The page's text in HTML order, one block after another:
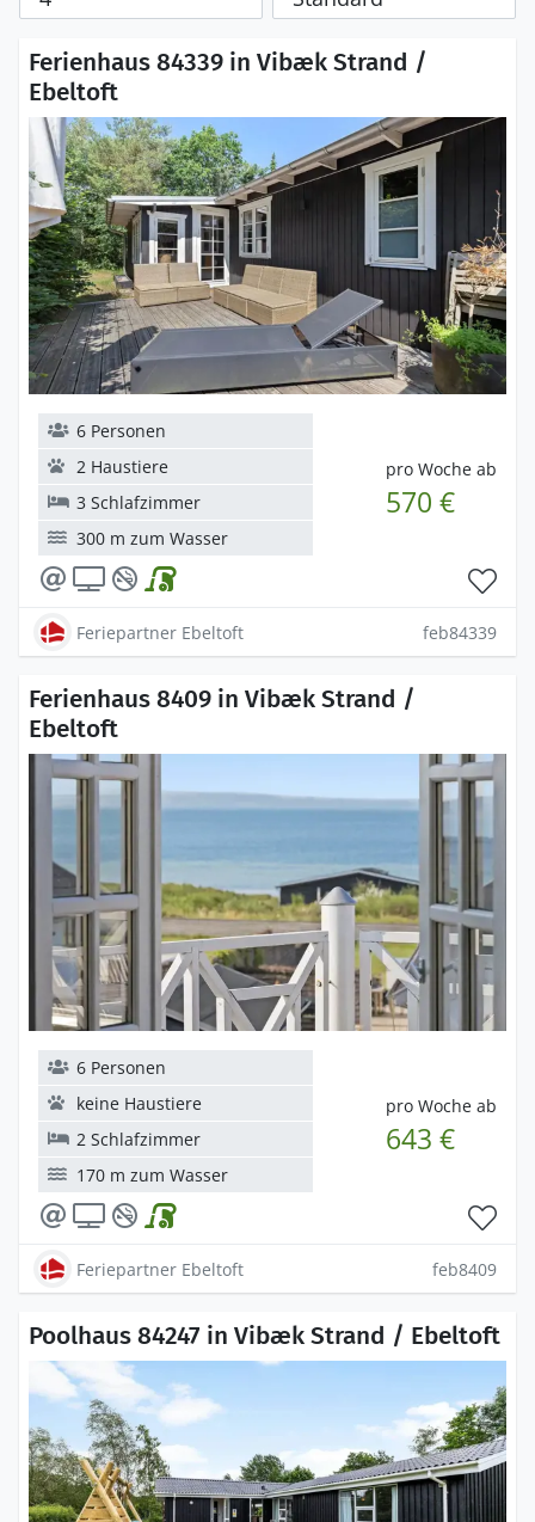
Ferienhaus 84339 in Vibæk Strand /
Ebeltoft
pro Woche ab
570 €
6 Personen
2 Haustiere
3 Schlafzimmer
300 m zum Wasser
Feriepartner Ebeltoft feb84339
Ferienhaus 8409 in Vibæk Strand /
Ebeltoft
pro Woche ab
643 €
6 Personen
keine Haustiere
2 Schlafzimmer
170 m zum Wasser
Feriepartner Ebeltoft feb8409
Poolhaus 84247 in Vibæk Strand / Ebeltoft